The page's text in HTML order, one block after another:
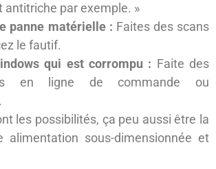
antitriche par exemple. »
panne matérielle : Faites des scans
le fautif.
qui est corrompu : Faite des
en ligne de commande ou
les possibilités, ça peu aussi être la
alimentation sous-dimensionnée et